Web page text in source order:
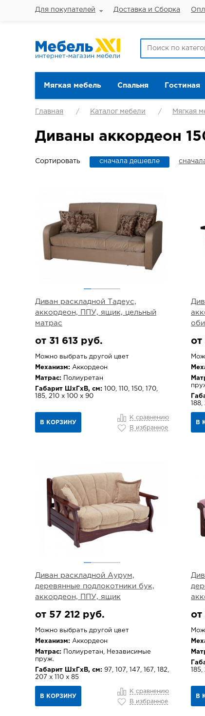
Для покупателей Доставка и Сборка
интернет-магазин мебели
Мягкая мебель Спальня Гостиная
Главная Каталог мебели Мягкая
Диваны аккордеон
Сортировать сначала дешевле
Диван раскладной Тадеус,
аккордеон, ППУ, ящик, цельный
матрас
от 31 613 руб.
Можно выбрать другой цвет
Механизм: Аккордеон
Матрас: Полиуретан
Габарит ШхГхВ, см: 100, 110, 150, 170,
185, 210 х 100 х 90
В КОРЗИНУ
К сравнению
В избранное
от
В
Диван раскладной Аурум,
деревянные подлокотники бук,
аккордеон, ППУ, ящик
от 57 212 руб.
Можно выбрать другой цвет
Механизм: Аккордеон
Матрас: Полиуретан, Независимые
пруж.
Габарит ШхГхВ, см: 97, 107, 147, 167, 182,
207 х 110 х 85
В КОРЗИНУ
К сравнению
В избранное
от
В